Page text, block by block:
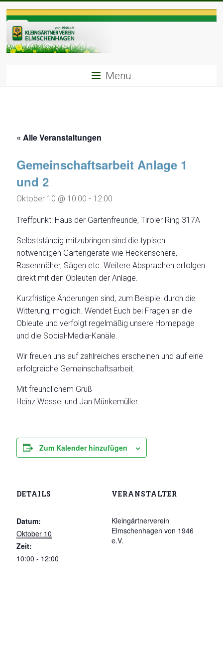
Inhalt
springen
Menü
« Alle Veranstaltungen
Gemeinschaftsarbeit Anlage 1
und 2
Oktober 10 @ 10:00 - 12:00
Treffpunkt: Haus der Gartenfreunde, Tiroler Ring 317A
Selbstständig mitzubringen sind die typisch
notwendigen Gartengeräte wie Heckenschere,
Rasenmäher, Sägen etc. Weitere Absprachen erfolgen
direkt mit den Obleuten der Anlage.
Kurzfristige Änderungen sind, zum Beispiel durch die
Witterung, möglich. Wendet Euch bei Fragen an die
Obleute und verfolgt regelmäßig unsere Homepage
und die Social-Media-Kanäle.
Wir freuen uns auf zahlreiches erscheinen und auf eine
erfolgreiche Gemeinschaftsarbeit.
Mit freundlichem Gruß
Heinz Wessel und Jan Münkemüller
Zum Kalender hinzufügen
DETAILS
Datum:
Oktober 10
Zeit:
10:00 - 12:00
VERANSTALTER
Kleingärtnerverein
Elmschenhagen von 1946
e.V.